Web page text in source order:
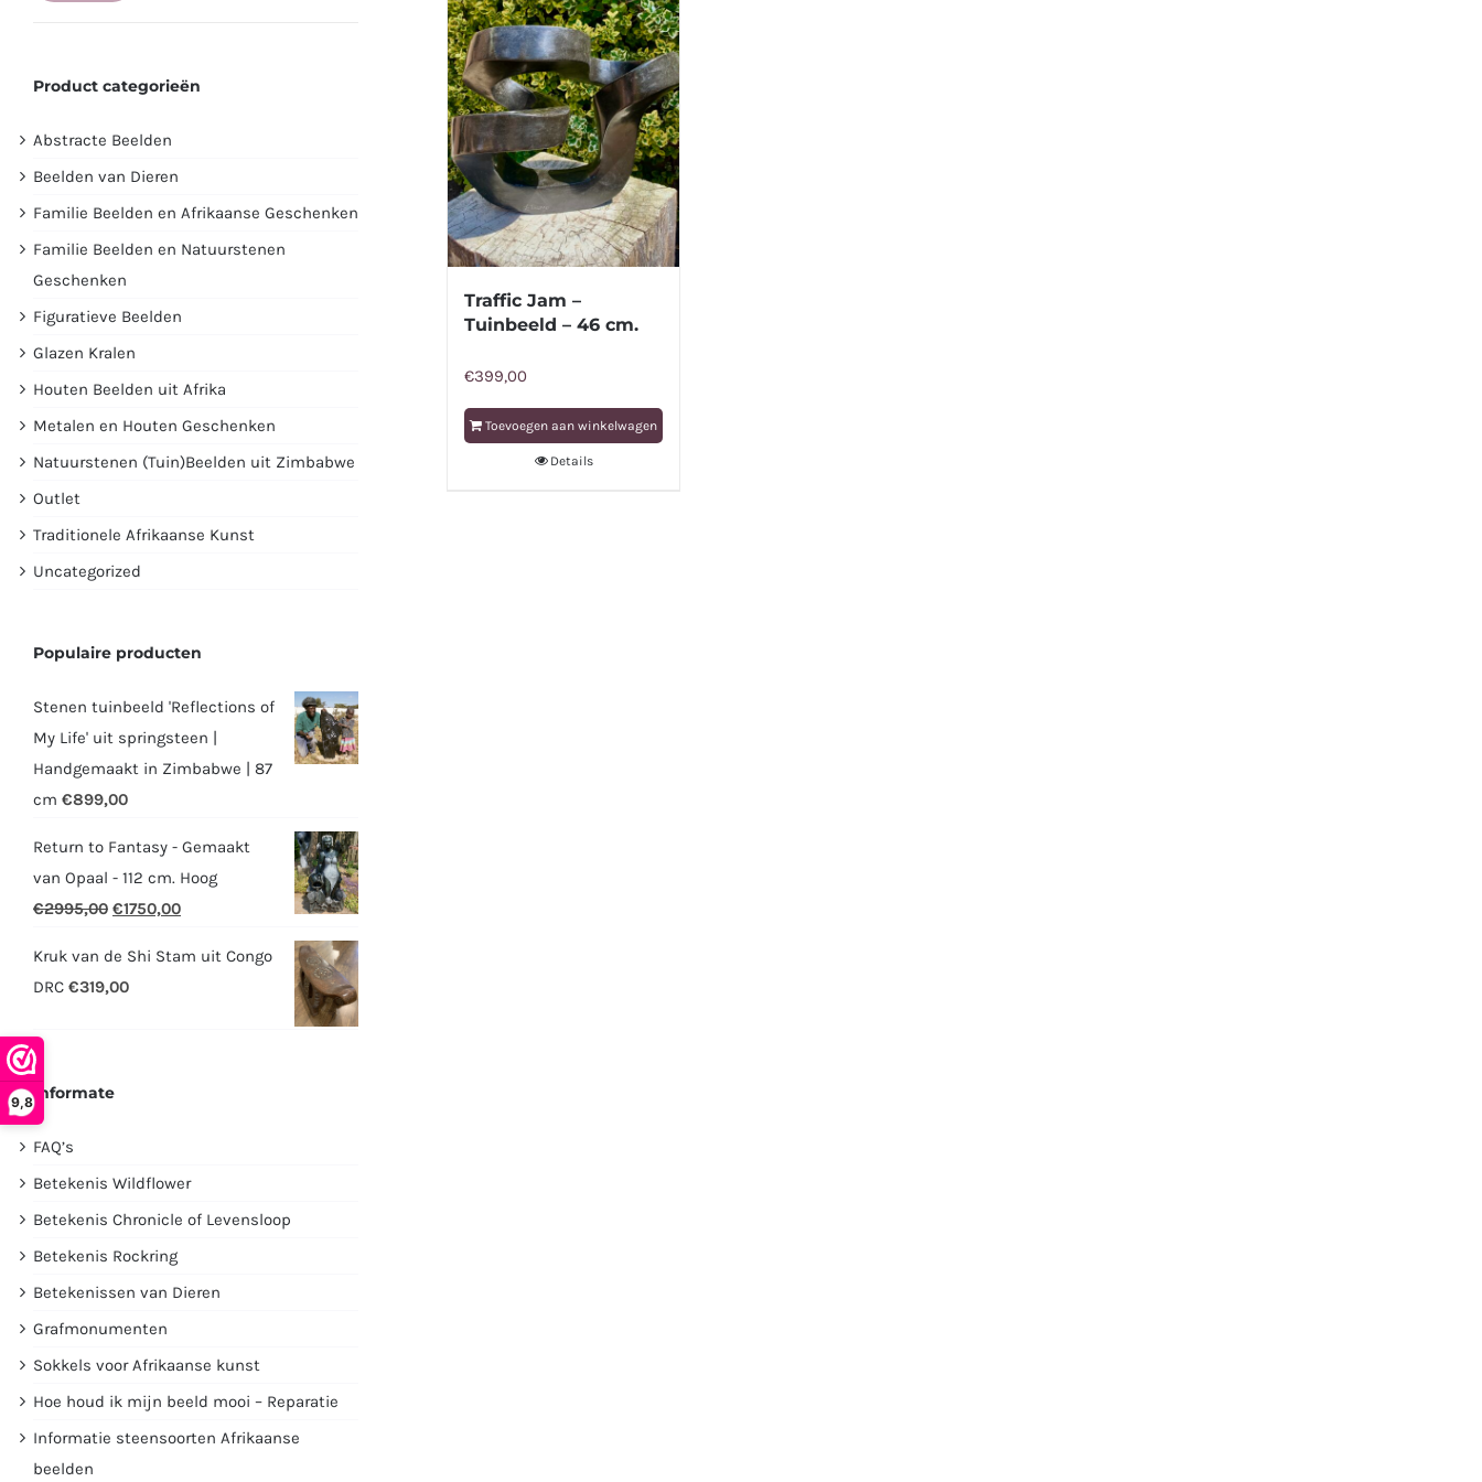
9,8
Traffic Jam –
Tuinbeeld – 46 cm.
€399,00
Toevoegen aan winkelwagen
Details
Product categorieën
Abstracte Beelden
Beelden van Dieren
Familie Beelden en Afrikaanse Geschenken
Familie Beelden en Natuurstenen
Geschenken
Figuratieve Beelden
Glazen Kralen
Houten Beelden uit Afrika
Metalen en Houten Geschenken
Natuurstenen (Tuin)Beelden uit Zimbabwe
Outlet
Traditionele Afrikaanse Kunst
Uncategorized
Populaire producten
Stenen tuinbeeld 'Reflections of
My Life' uit springsteen |
Handgemaakt in Zimbabwe | 87
cm €899,00
Return to Fantasy - Gemaakt
van Opaal - 112 cm. Hoog
€2995,00 Oorspronkelijke
was:
€2995,00.
€1750,00Huidige
Kruk van de Shi Stam uit Congo
DRC €319,00
Informate
FAQ’s
Betekenis Wildflower
Betekenis Chronicle of Levensloop
Betekenis Rockring
Betekenissen van Dieren
Grafmonumenten
Sokkels voor Afrikaanse kunst
Hoe houd ik mijn beeld mooi – Reparatie
Informatie steensoorten Afrikaanse
beelden